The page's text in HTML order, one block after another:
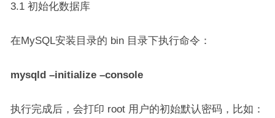
3.1 初始化数据库
在MySQL安装目录的 bin 目录下执行命令：
mysqld –initialize –console
执行完成后，会打印 root 用户的初始默认密码，比如：